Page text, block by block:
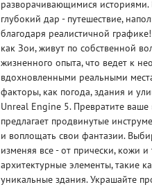
разворачивающимися
глубокий дар - путешествие,
благодаря реалистичной
как Зои, живут по собственной
жизненного опыта, что ведет к
вдохновленными реальными
факторы, как погода, здания и
Unreal Engine 5. Превратите
предлагает продвинутые
и воплощать свои фантазии.
изменяя все - от прически, кожи
архитектурные элементы, такие
уникальные здания. Украшайте